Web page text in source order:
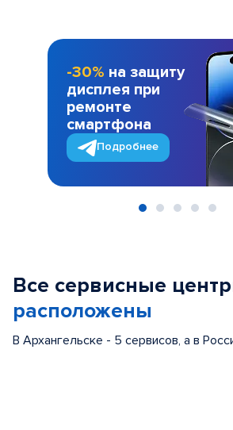
-30% на защиту
дисплея при
ремонте
смартфона
Подробнее
Все сервисные
расположены
В Архангельске - 5 сервисов, а в